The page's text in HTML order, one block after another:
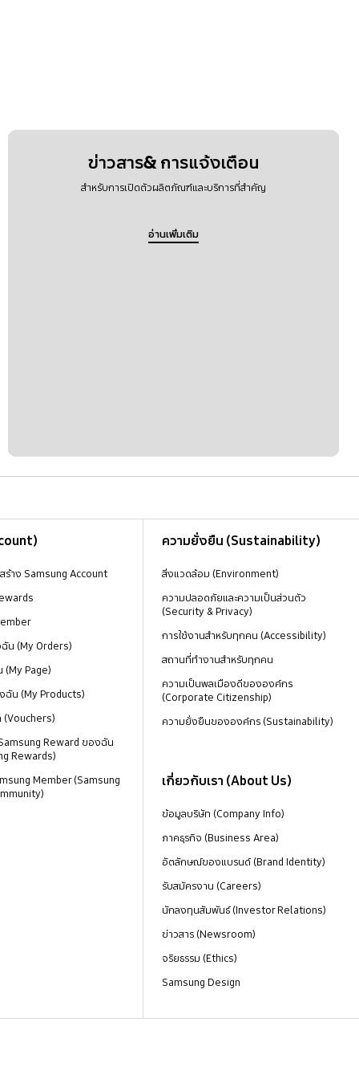
ข่าวสาร& การแจ้งเตือน
สำหรับการเปิดตัวผลิตภัณฑ์และบริการที่สำคัญ
อ่านเพิ่มเติม
ร้าง Samsung Account
น (My Orders)
Page)
น (My Products)
Reward ของฉัน
Rewards)
Member (Samsung
ความยั่งยืน (Sustainability)
สิ่งแวดล้อม (Environment)
ความปลอดภัยและความเป็นส่วนตัว
(Security & Privacy)
การใช้งานสำหรับทุกคน (Accessibility)
สถานที่ทำงานสำหรับทุกคน
ความเป็นพลเมืองดีขององค์กร
(Corporate Citizenship)
ความยั่งยืนขององค์กร (Sustainability)
เกี่ยวกับเรา (About Us)
ข้อมูลบริษัท (Company Info)
ภาคธุรกิจ (Business Area)
อัตลักษณ์ของแบรนด์ (Brand Identity)
รับสมัครงาน (Careers)
นักลงทุนสัมพันธ์ (Investor Relations)
ข่าวสาร (Newsroom)
จริยธรรม (Ethics)
Samsung Design